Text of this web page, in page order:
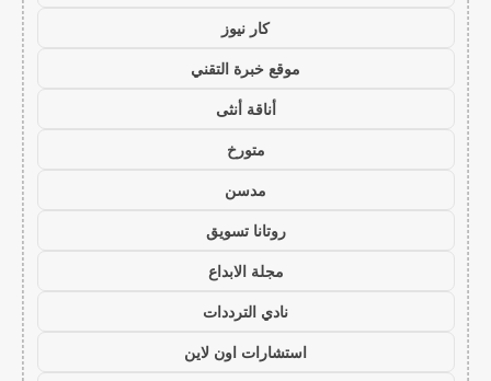
كار نيوز
موقع خبرة التقني
أناقة أنثى
متورخ
مدسن
روتانا تسويق
مجلة الابداع
نادي الترددات
استشارات اون لاين